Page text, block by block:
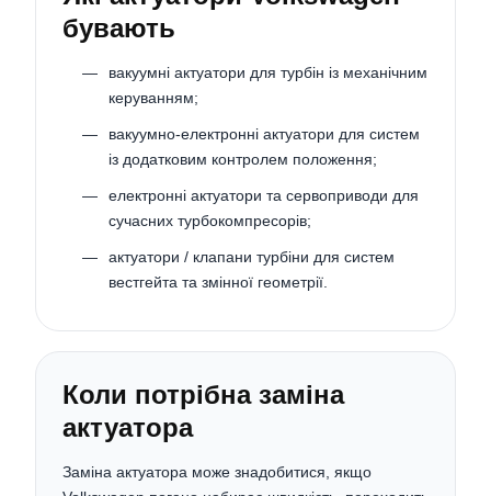
бувають
вакуумні актуатори для турбін із механічним
керуванням;
вакуумно-електронні актуатори для систем
із додатковим контролем положення;
електронні актуатори та сервоприводи для
сучасних турбокомпресорів;
актуатори / клапани турбіни для систем
вестгейта та змінної геометрії.
Коли потрібна заміна
актуатора
Заміна актуатора може знадобитися, якщо